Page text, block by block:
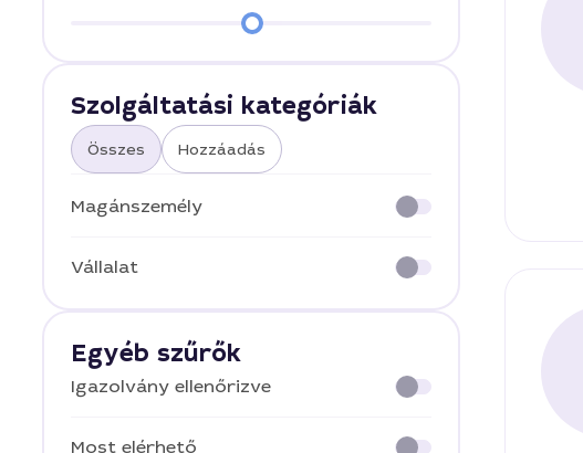
Szolgáltatási kategóriák
Összes Hozzáadás
Magánszemély
Vállalat
Egyéb szűrők
Igazolvány ellenőrizve
Most elérhető